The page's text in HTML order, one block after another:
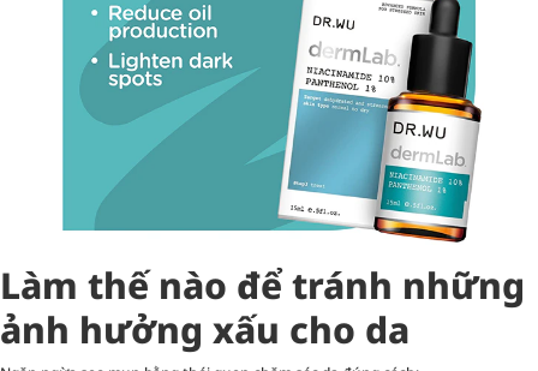
Làm thế nào để tránh những
ảnh hưởng xấu cho da